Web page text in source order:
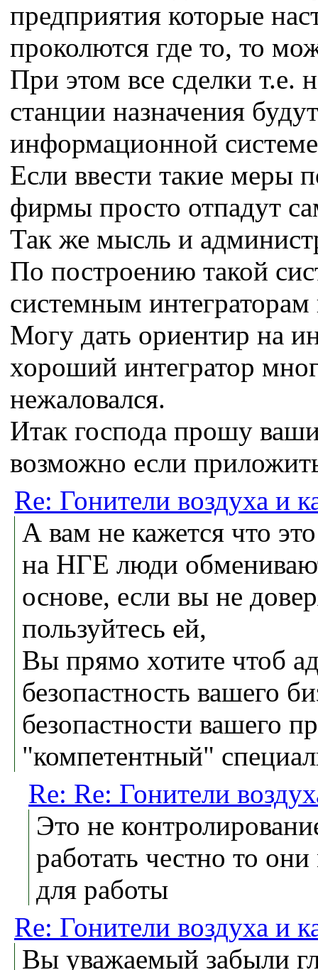
предприятия которые
проколются где то, то
При этом все сделки т.е.
станции назначения
информационной
Если ввести такие меры
фирмы просто отпадут
Так же мысль и
По построению такой
системным
Могу дать ориентир на
хороший интегратор
нежаловался.
Итак господа прошу
возможно если
Re: Гонители воздуха и
А вам не кажется что
на НГЕ люди
основе, если вы не
пользуйтесь ей,
Вы прямо хотите чтоб
безопастность вашего
безопастности вашего
"компетентный"
Re: Re: Гонители
Это не
работать честно то
для работы
Re: Гонители воздуха и
Вы уважаемый забыли